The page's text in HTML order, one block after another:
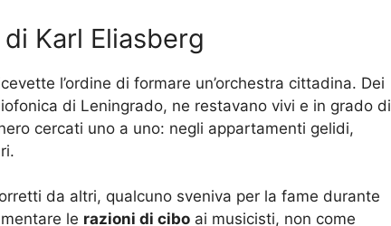
Karl Eliasberg
l’ordine di formare un’orchestra cittadina. Dei
di Leningrado, ne restavano vivi e in grado di
cercati uno a uno: negli appartamenti gelidi,
da altri, qualcuno sveniva per la fame durante
le razioni di cibo ai musicisti, non come